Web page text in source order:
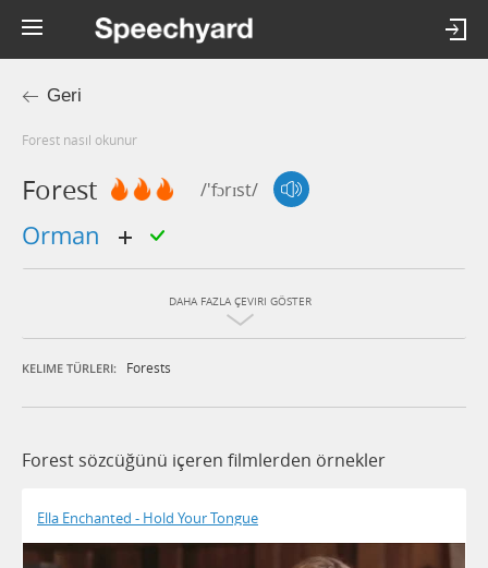
Geri
forest nasıl okunur
Forest /'fɔrɪst/
orman
DAHA FAZLA ÇEVIRI GÖSTER
KELIME TÜRLERI: Forests
Forest sözcüğünü içeren filmlerden örnekler
Ella Enchanted - Hold Your Tongue